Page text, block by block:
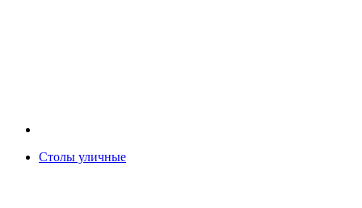
Столы уличные